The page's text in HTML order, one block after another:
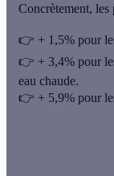
Concrètement, les
👉 + 1,5% pour
👉 + 3,4% pour
eau chaude.
👉 + 5,9% pour